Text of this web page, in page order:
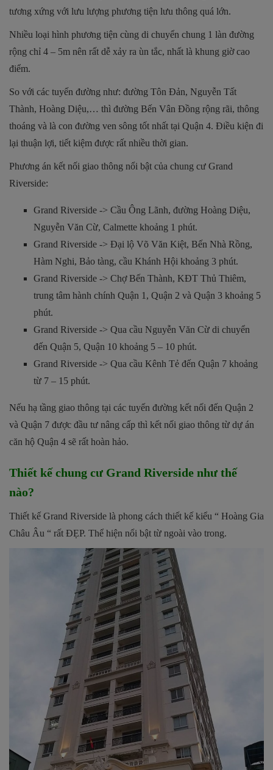
tương xứng với lưu lượng phương tiện lưu thông quá lớn.
Nhiều loại hình phương tiện cùng di chuyển chung 1 làn đường
rộng chỉ 4 – 5m nên rất dễ xảy ra ùn tắc, nhất là khung giờ cao
điểm.
So với các tuyến đường như: đường Tôn Đản, Nguyễn Tất
Thành, Hoàng Diệu,… thì đường Bến Vân Đồng rộng rãi, thông
thoáng và là con đường ven sông tốt nhất tại Quận 4. Điều kiện đi
lại thuận lợi, tiết kiệm được rất nhiều thời gian.
Phương án kết nối giao thông nổi bật của chung cư Grand
Riverside:
Grand Riverside -> Cầu Ông Lãnh, đường Hoàng Diệu,
Nguyễn Văn Cừ, Calmette khoảng 1 phút.
Grand Riverside -> Đại lộ Võ Văn Kiệt, Bến Nhà Rồng,
Hàm Nghi, Bảo tàng, cầu Khánh Hội khoảng 3 phút.
Grand Riverside -> Chợ Bến Thành, KĐT Thủ Thiêm,
trung tâm hành chính Quận 1, Quận 2 và Quận 3 khoảng 5
phút.
Grand Riverside -> Qua cầu Nguyễn Văn Cừ di chuyển
đến Quận 5, Quận 10 khoảng 5 – 10 phút.
Grand Riverside -> Qua cầu Kênh Tẻ đến Quận 7 khoảng
từ 7 – 15 phút.
Nếu hạ tầng giao thông tại các tuyến đường kết nối đến Quận 2
và Quận 7 được đầu tư nâng cấp thì kết nối giao thông từ dự án
căn hộ Quận 4 sẽ rất hoàn hảo.
Thiết kế chung cư Grand Riverside như thế
nào?
Thiết kế Grand Riverside là phong cách thiết kế kiểu “ Hoàng Gia
Châu Âu “ rất ĐẸP. Thể hiện nổi bật từ ngoài vào trong.